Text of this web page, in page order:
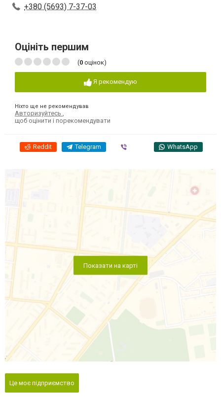
+380 (5693) 7-37-03
Оцініть першим
(0 оцінок)
Я рекомендую
Ніхто ще не рекомендував
Авторизуйтесь
щоб оцінити і порекомендувати
Reddit Telegram WhatsApp
Показати на карті
Це моє підприємство